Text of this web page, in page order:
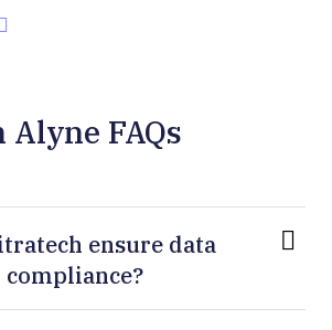
New Window
FAQs
ensure data